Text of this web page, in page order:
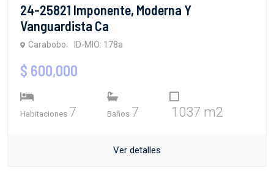
24-25821 Imponente, Moderna Y
Vanguardista Ca
Carabobo ID-MIO: 178a
$ 600,000
Habitaciones 7 Baños 7 1037 m2
Ver detalles